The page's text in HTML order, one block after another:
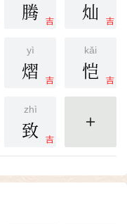
吉
腾 吉
灿
yì
吉
熠
kǎi
吉
恺
zhì
吉
致 更多